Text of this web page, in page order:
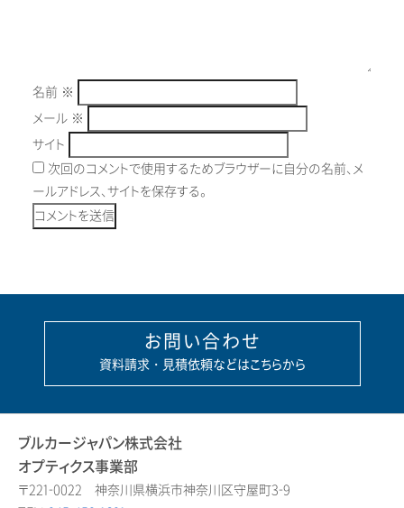
名前 ※
メール ※
サイト
次回のコメントで使用するためブラウザーに自分の名前、メ
ールアドレス、サイトを保存する。
お問い合わせ
資料請求・見積依頼などはこちらから
ブルカージャパン株式会社
オプティクス事業部
〒221-0022 神奈川県横浜市神奈川区守屋町3-9